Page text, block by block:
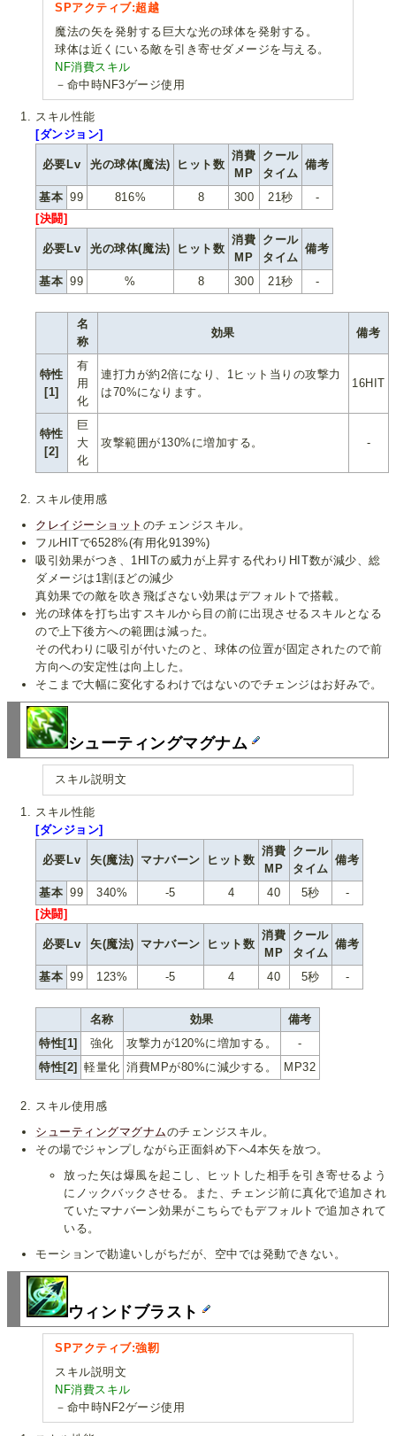
SPアクティブ:超越
魔法の矢を発射する巨大な光の球体を発射する。
球体は近くにいる敵を引き寄せダメージを与える。
NF消費スキル
－命中時NF3ゲージ使用
スキル性能
[ダンジョン]
必要Lv 光の球体(魔法) ヒット数
消費
MP
クール
タイム
備考
基本 99 816% 8 300 21秒
-
[決闘]
必要Lv 光の球体(魔法) ヒット数
消費
MP
クール
タイム
備考
基本 99 % 8 300 21秒 -
名
称
効果 備考
特性
[1]
有
用
化
連打力が約2倍になり、1ヒット当りの攻撃力
は70%になります。
16HIT
特性
[2]
巨
大
化
攻撃範囲が130%に増加する。 -
スキル使用感
クレイジーショット のチェンジスキル。
フルHITで6528%(有用化9139%)
吸引効果がつき、1HITの威力が上昇する代わりHIT数が減少、総
ダメージは1割ほどの減少
真効果での敵を吹き飛ばさない効果はデフォルトで搭載。
光の球体を打ち出すスキルから目の前に出現させるスキルとなる
ので上下後方への範囲は減った。
その代わりに吸引が付いたのと、球体の位置が固定されたので前
方向への安定性は向上した。
そこまで大幅に変化するわけではないのでチェンジはお好みで。
シューティングマグナム
スキル説明文
スキル性能
[ダンジョン]
必要Lv 矢(魔法) マナバーン ヒット数
消費
MP
クール
タイム
備考
基本 99 340% -5 4 40 5秒
-
[決闘]
必要Lv 矢(魔法) マナバーン ヒット数
消費
MP
クール
タイム
備考
基本 99 123% -5 4 40 5秒 -
名称 効果
備考
特性[1]
強化 攻撃力が120%に増加する。
-
特性[2]
軽量化 消費MPが80%に減少する。 MP32
スキル使用感
シューティングマグナムのチェンジスキル。
その場でジャンプしながら正面斜め下へ4本矢を放つ。
放った矢は爆風を起こし、ヒットした相手を引き寄せるよう
にノックバックさせる。また、チェンジ前に真化で追加され
ていたマナバーン効果がこちらでもデフォルトで追加されて
いる。
モーションで勘違いしがちだが、空中では発動できない。
ウィンドブラスト
SPアクティブ:強靭
スキル説明文
NF消費スキル
－命中時NF2ゲージ使用